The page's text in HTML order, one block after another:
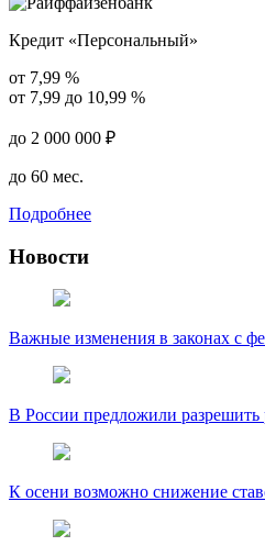
Кредит «Персональный»
от 7,99 %
от 7,99 до 10,99 %
до 2 000 000 ₽
до 60 мес.
Подробнее
Новости
Важные изменения в законах с
В России предложили разрешить
К осени возможно снижение